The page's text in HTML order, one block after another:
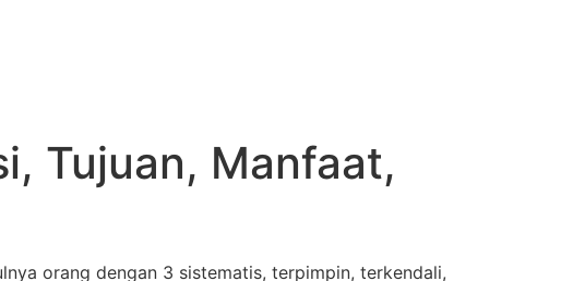
Tujuan, Manfaat,
orang dengan 3 sistematis, terpimpin, terkendali,